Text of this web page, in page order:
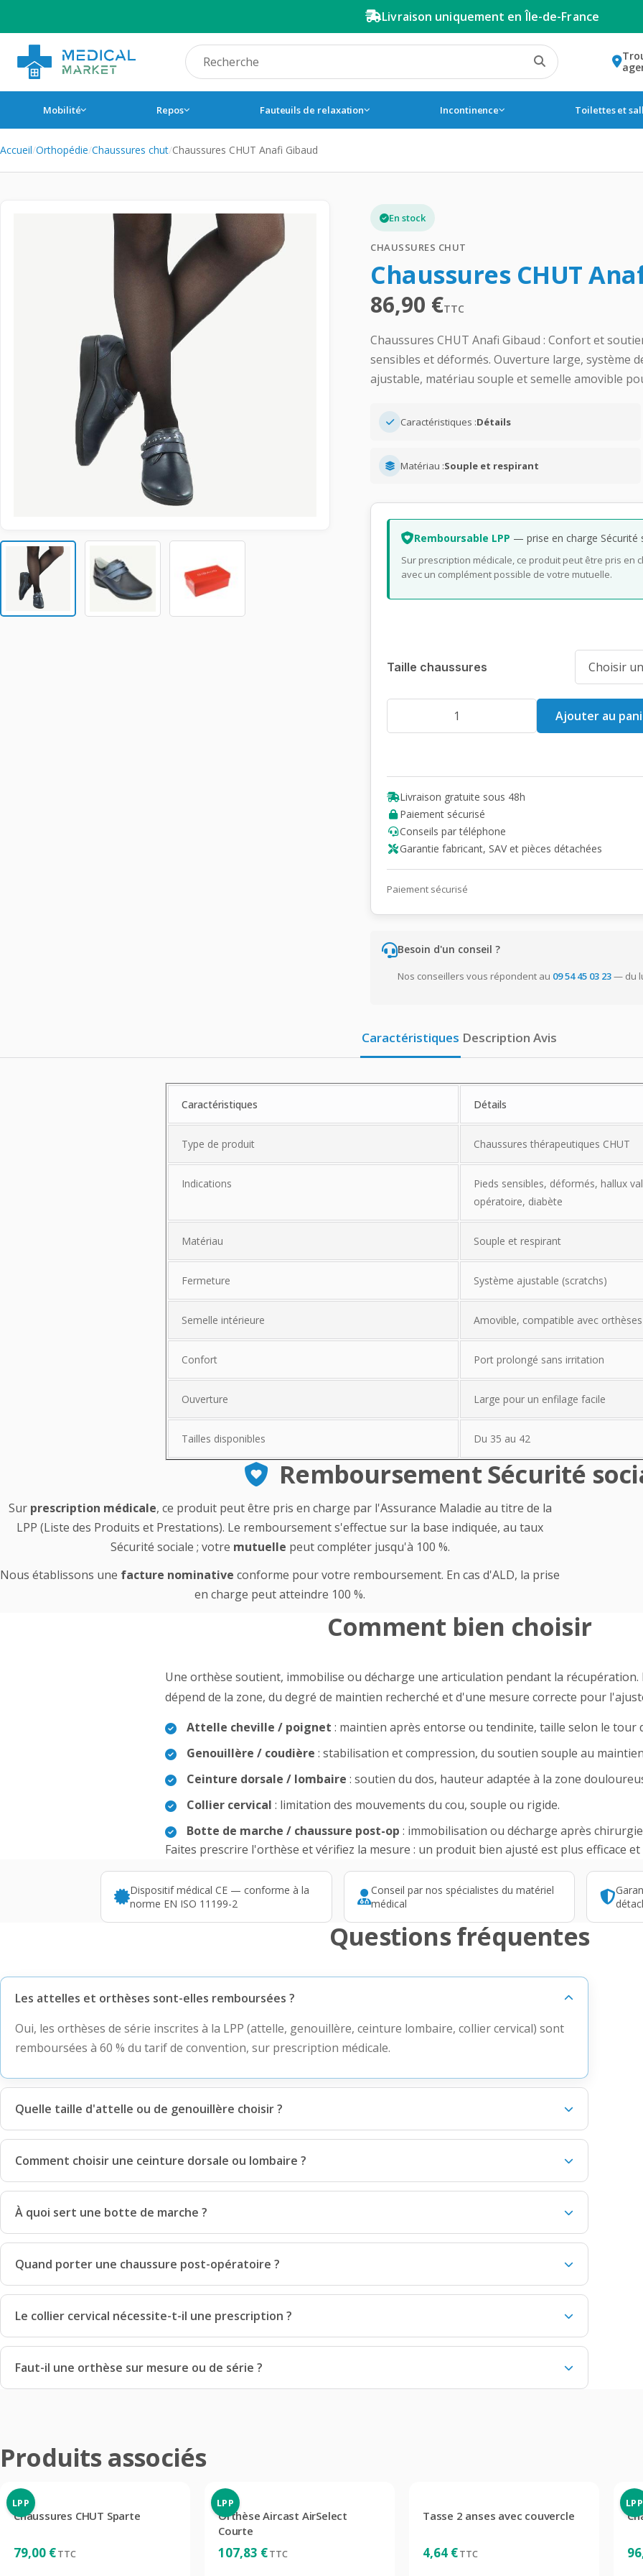
Livraison uniquement en Île-de-France
Recherche produit
Mobilité Repos Fauteuils de relaxation Incontinence Toilettes et
Accueil/Orthopédie/Chaussures chut/Chaussures CHUT Anafi Gibaud
En stock
CHAUSSURES CHUT
Chaussures CHUT
86,90 €TTC
Chaussures CHUT Anafi Gibaud : Confort et
sensibles et déformés. Ouverture large, système
ajustable, matériau souple et semelle amovible
Caractéristiques :Détails
Matériau :Souple et respirant
Remboursable LPP — prise en charge Sécurité
Sur prescription médicale, ce produit peut être pris en
avec un complément possible de votre mutuelle.
Taille chaussures
Anafi
Gibaud
Ajouter au
Livraison gratuite sous 48h
Paiement sécurisé
Conseils par téléphone
Garantie fabricant, SAV et pièces détachées
Paiement sécurisé
Besoin d'un conseil ?
Nos conseillers vous répondent au 09 54 45 03 23— du
Caractéristiques Description Avis
CaractéristiquesCaractéristiques Détails
Type de produit Chaussures thérapeutiques CHUT
Indications
Pieds sensibles, déformés, hallux
opératoire, diabète
Matériau Souple et respirant
Fermeture Système ajustable (scratchs)
Semelle intérieure Amovible, compatible avec
Confort Port prolongé sans irritation
Ouverture Large pour un enfilage facile
Tailles disponibles Du 35 au 42
Remboursement Sécurité
Sur prescription médicale, ce produit peut être pris en charge par l'Assurance Maladie au titre de la
LPP (Liste des Produits et Prestations). Le remboursement s'effectue sur la base indiquée, au taux
Sécurité sociale ; votre mutuelle peut compléter jusqu'à 100 %.
Nous établissons une facture nominative conforme pour votre remboursement. En cas d'ALD, la prise
en charge peut atteindre 100 %.
Comment bien choisir
Une orthèse soutient, immobilise ou décharge une articulation pendant la récupération.
dépend de la zone, du degré de maintien recherché et d'une mesure correcte pour
Attelle cheville / poignet : maintien après entorse ou tendinite, taille selon le tour
Genouillère / coudière : stabilisation et compression, du soutien souple au
Ceinture dorsale / lombaire : soutien du dos, hauteur adaptée à la zone
Collier cervical : limitation des mouvements du cou, souple ou rigide.
Botte de marche / chaussure post-op : immobilisation ou décharge après
Faites prescrire l'orthèse et vérifiez la mesure : un produit bien ajusté est plus efficace
Dispositif médical CE — conforme à la
norme EN ISO 11199-2
Conseil par nos spécialistes du matériel
médical
Questions fréquentes
Les attelles et orthèses sont-elles remboursées ?
Oui, les orthèses de série inscrites à la LPP (attelle, genouillère, ceinture lombaire, collier cervical) sont
remboursées à 60 % du tarif de convention, sur prescription médicale.
Quelle taille d'attelle ou de genouillère choisir ?
Comment choisir une ceinture dorsale ou lombaire ?
À quoi sert une botte de marche ?
Quand porter une chaussure post-opératoire ?
Le collier cervical nécessite-t-il une prescription ?
Faut-il une orthèse sur mesure ou de série ?
Produits associés
LPP
Chaussures CHUT Sparte
79,00 €TTC
LPP
Orthèse Aircast AirSelect
Courte
107,83 €TTC
Tasse 2 anses avec couvercle
4,64 €TTC
LPP